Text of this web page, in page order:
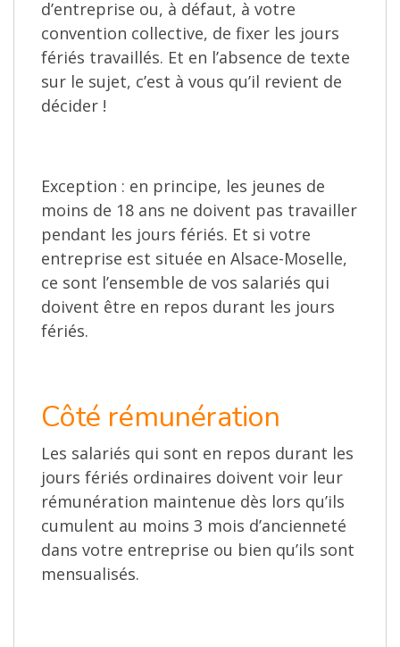
d’entreprise ou, à défaut, à votre
convention collective, de fixer les jours
fériés travaillés. Et en l’absence de texte
sur le sujet, c’est à vous qu’il revient de
décider !
Exception : en principe, les jeunes de
moins de 18 ans ne doivent pas travailler
pendant les jours fériés. Et si votre
entreprise est située en Alsace-Moselle,
ce sont l’ensemble de vos salariés qui
doivent être en repos durant les jours
fériés.
Côté rémunération
Les salariés qui sont en repos durant les
jours fériés ordinaires doivent voir leur
rémunération maintenue dès lors qu’ils
cumulent au moins 3 mois d’ancienneté
dans votre entreprise ou bien qu’ils sont
mensualisés.